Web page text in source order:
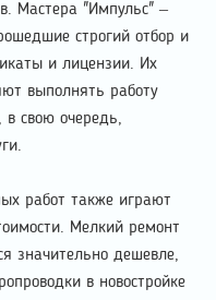
Мастера "Импульс" –
строгий отбор и
и лицензии. Их
выполнять работу
в свою очередь,
работ также играют
Мелкий ремонт
значительно дешевле,
в новостройке